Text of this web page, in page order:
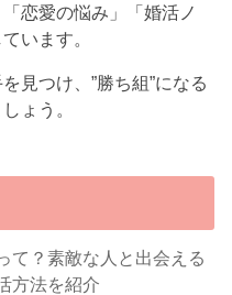
恋愛の悩み」「婚活ノ
います。
見つけ、”勝ち組”になる
ょう。
て？素敵な人と出会える
方法を紹介